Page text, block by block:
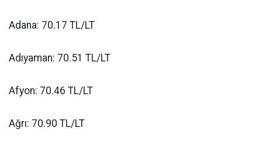
Adana: 70.17 TL/LT
Adıyaman: 70.51 TL/LT
Afyon: 70.46 TL/LT
Ağrı: 70.90 TL/LT